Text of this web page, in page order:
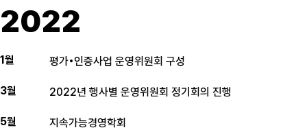
2022
1월 평가•인증사업 운영위원회 구성
3월 2022년 행사별 운영위원회 정기회의 진행
5월
지속가능경영학회